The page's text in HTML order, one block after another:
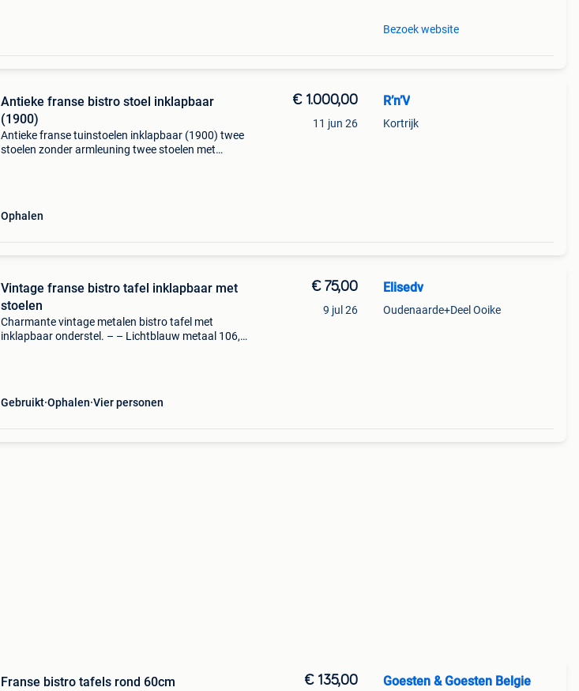
Bezoek website
Antieke franse bistro stoel inklapbaar
(1900)
Antieke franse tuinstoelen inklapbaar (1900) twee
stoelen zonder armleuning twee stoelen met
Ophalen
€ 1.000,00
11 jun 26
R’n’V
Kortrijk
Vintage franse bistro tafel inklapbaar met
stoelen
Charmante vintage metalen bistro tafel met
inklapbaar onderstel. – – Lichtblauw metaal 106,5
Gebruikt Ophalen Vier personen
€ 75,00
9 jul 26
Elisedv
Oudenaarde+Deel Ooike
Franse bistro tafels rond 60cm
€ 135,00 Goesten & Goesten Belgie